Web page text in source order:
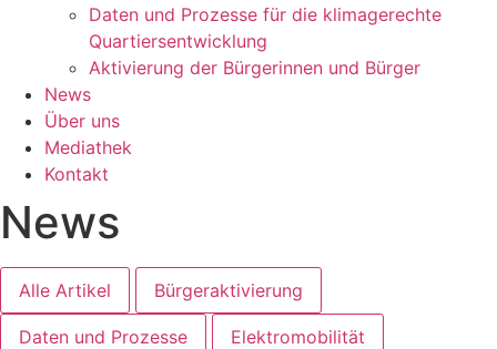
Daten und Prozesse für die klimagerechte
Quartiersentwicklung
Aktivierung der Bürgerinnen und Bürger
News
Über uns
Mediathek
Kontakt
News
Alle Artikel Bürgeraktivierung
Daten und Prozesse Elektromobilität